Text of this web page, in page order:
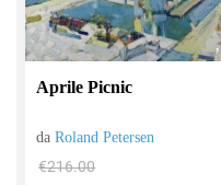
Aprile Picnic
daRoland Petersen
€216.00